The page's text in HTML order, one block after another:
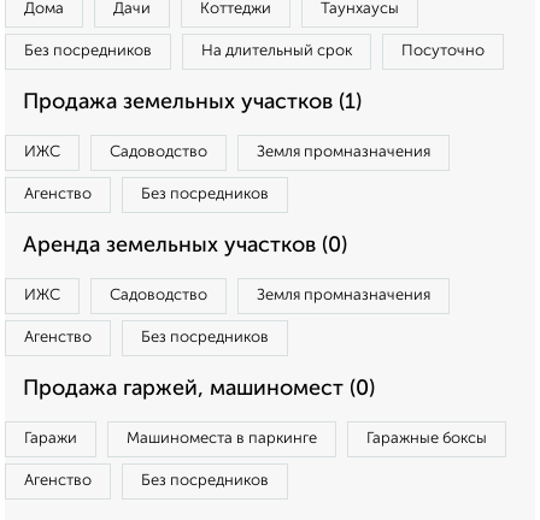
Дома Дачи Коттеджи Таунхаусы
Без посредников На длительный срок Посуточно
Продажа земельных участков (1)
ИЖС Садоводство Земля промназначения
Агенство Без посредников
Аренда земельных участков (0)
ИЖС Садоводство Земля промназначения
Агенство Без посредников
Продажа гаржей, машиномест (0)
Гаражи Машиноместа в паркинге Гаражные боксы
Агенство Без посредников